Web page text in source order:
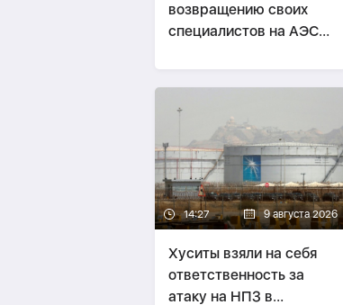
возвращению своих
специалистов на АЭС
14:27 9 августа 2026
Хуситы взяли на себя
ответственность за
атаку на НПЗ в